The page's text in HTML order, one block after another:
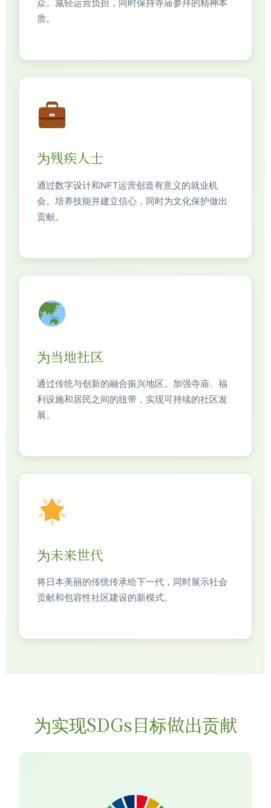
众。减轻运营负担，同时保持寺庙参拜的精神本
质。
为残疾人士
通过数字设计和NFT运营创造有意义的就业机
会。培养技能并建立信心，同时为文化保护做出
贡献。
为当地社区
通过传统与创新的融合振兴地区。加强寺庙、福
利设施和居民之间的纽带，实现可持续的社区发
展。
为未来世代
将日本美丽的传统传承给下一代，同时展示社会
贡献和包容性社区建设的新模式。
为实现SDGs目标做出贡献